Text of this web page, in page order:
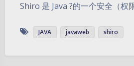
Shiro 是 Java ?的一个安全（权
JAVA javaweb shiro